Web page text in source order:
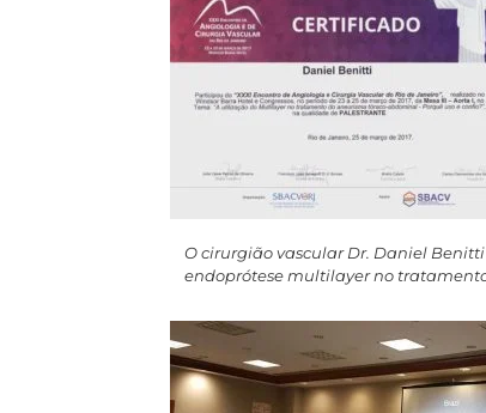
O cirurgião vascular Dr. Daniel
endoprótese multilayer no